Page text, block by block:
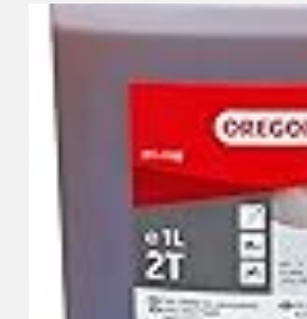
MIT
8000MAH
ZOLL,
AKKU
KETTENSÄGE
MIT